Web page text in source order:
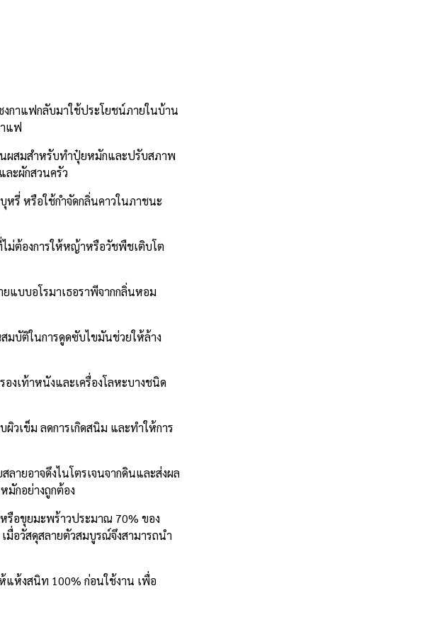
กาแฟกลับมาใช้ประโยชน์ภายในบ้าน
แฟ
นผสมสำหรับทำปุ๋ยหมักและปรับสภาพ
ละผักสวนครัว
หรี่ หรือใช้กำจัดกลิ่นคาวในภาชนะ
ม่ต้องการให้หญ้าหรือวัชพืชเติบโต
แบบอโรมาเธอราพีจากกลิ่นหอม
มบัติในการดูดซับไขมันช่วยให้ล้าง
งเท้าหนังและเครื่องโลหะบางชนิด
วเข็ม ลดการเกิดสนิม และทำให้การ
ลายอาจดึงไนโตรเจนจากดินและส่งผล
มักอย่างถูกต้อง
รือขุยมะพร้าวประมาณ 70% ของ
อวัสดุสลายตัวสมบูรณ์จึงสามารถนำ
แห้งสนิท 100% ก่อนใช้งาน เพื่อ